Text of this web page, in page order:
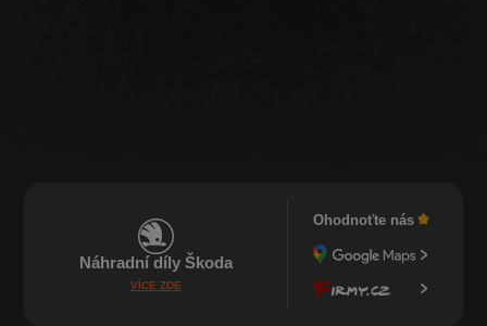
Náhradní díly Škoda
VÍCE ZDE
Ohodnoťte nás